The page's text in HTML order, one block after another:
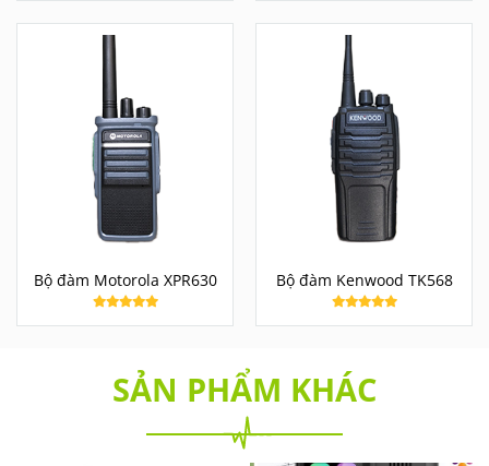
Bộ đàm Motorola XPR630 Bộ đàm Kenwood TK568
SẢN PHẨM KHÁC